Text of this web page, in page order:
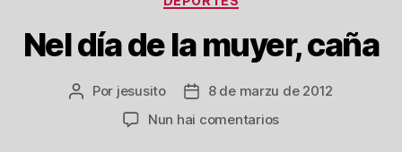
Nel día de la muyer, caña
Autor
Por jesusito
Data
del
8 de marzu de 2012
Nun hai comentariosen